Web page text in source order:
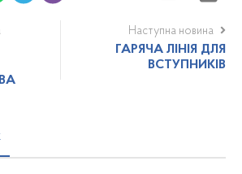
Наступна новина
ГАРЯЧА ЛІНІЯ ДЛЯ
ВСТУПНИКІВ